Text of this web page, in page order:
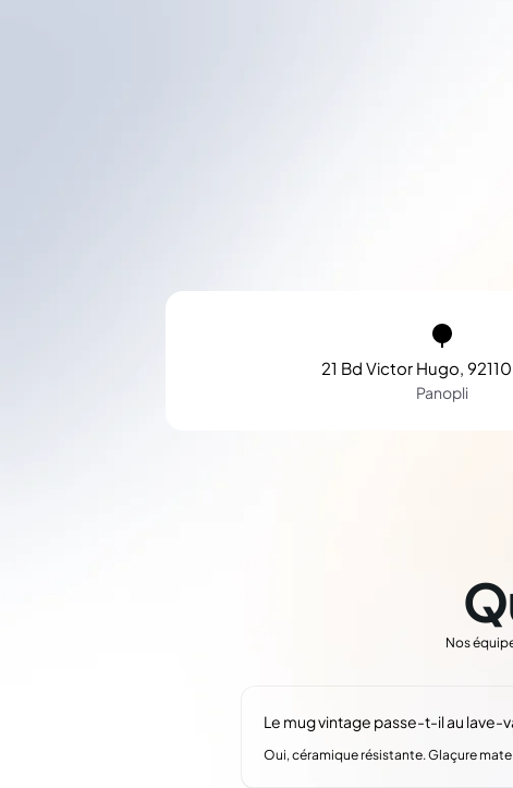
21 Bd Victor Hugo,
Panopli
Nos
Le mug vintage passe-t-il au lave-
Oui, céramique résistante. Glaçure